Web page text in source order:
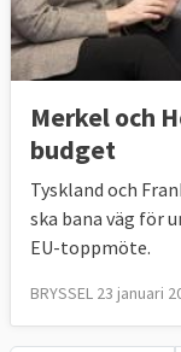
Merkel och
budget
Tyskland och
ska bana väg för
EU-toppmöte.
BRYSSEL 23 januari